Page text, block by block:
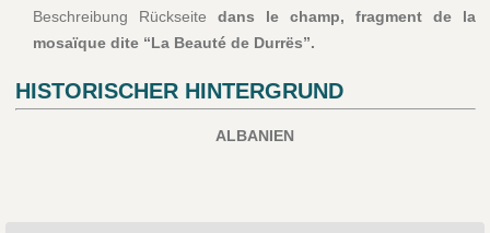
Beschreibung Rückseite dans le champ, fragment de la
mosaïque dite “La Beauté de Durrës”.
HISTORISCHER HINTERGRUND
ALBANIEN